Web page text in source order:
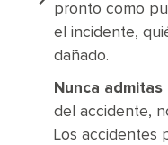
pronto como
el incidente,
dañado.
Nunca admitas
del accidente,
Los accidentes